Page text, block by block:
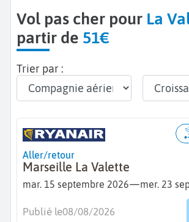
Vol pas cher pour La
partir de 51€
Trier par :
Aller/retour
Marseille La Valette
mar. 15 septembre 2026—mer. 23
Publié le08/08/2026